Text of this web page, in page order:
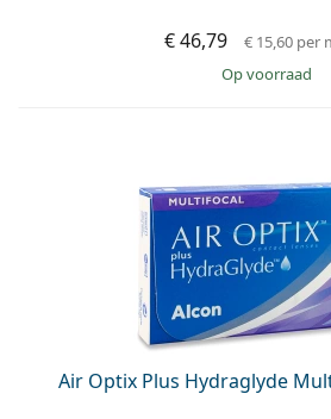
€ 46,79 € 15,60 per
op voorraad
Air Optix Plus Hydraglyde